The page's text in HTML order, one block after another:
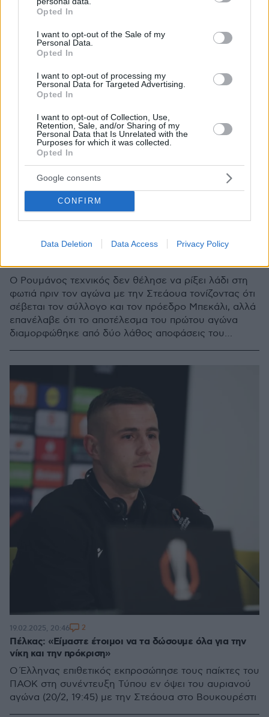
grant or deny consent to Google and its third-party tags to
use your data for below specified purposes in below Google
consent section.
Opted In
I want to opt-out of the Sale of my
Personal Data.
Opted In
I want to opt-out of processing my
Personal Data for Targeted Advertising.
Opted In
I want to opt-out of Collection, Use,
Retention, Sale, and/or Sharing of my
Personal Data that Is Unrelated with the
Purposes for which it was collected.
Opted In
Google consents
CONFIRM
Data Deletion Data Access Privacy Policy
Λουτσέσκου: «Για να κερδίσεις σοβαρά και σημαντικά
πράγματα χρειάζεσαι και τύχη»
Ο Ρουμάνος τεχνικός δεν θέλησε να ρίξει λάδι στη
φωτιά πριν τον αγώνα με την Στεάουα τονίζοντας ότι
σέβεται τον σύλλογο και τον πρόεδρο Μπεκάλι, αλλά
επανέλαβε ότι το αποτέλεσμα του πρώτου αγώνα
διαμορφώθηκε από δύο λάθος αποφάσεις του
Πέλκας: «Είμαστε έτοιμοι να τα δώσουμε όλα για την
νίκη και την πρόκριση»
Ο Έλληνας επιθετικός εκπροσώπησε τους παίκτες του
ΠΑΟΚ στη συνέντευξη Τύπου εν όψει του αυριανού
αγώνα (20/2, 19:45) με την Στεάουα στο Βουκουρέστι
19.02.2025, 20:46 2